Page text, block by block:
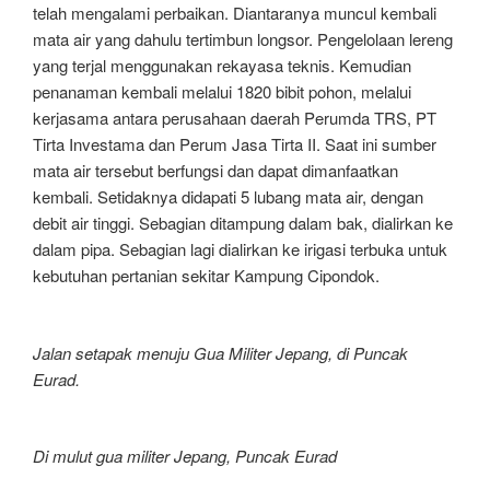
telah mengalami perbaikan. Diantaranya muncul kembali
mata air yang dahulu tertimbun longsor. Pengelolaan lereng
yang terjal menggunakan rekayasa teknis. Kemudian
penanaman kembali melalui 1820 bibit pohon, melalui
kerjasama antara perusahaan daerah Perumda TRS, PT
Tirta Investama dan Perum Jasa Tirta II. Saat ini sumber
mata air tersebut berfungsi dan dapat dimanfaatkan
kembali. Setidaknya didapati 5 lubang mata air, dengan
debit air tinggi. Sebagian ditampung dalam bak, dialirkan ke
dalam pipa. Sebagian lagi dialirkan ke irigasi terbuka untuk
kebutuhan pertanian sekitar Kampung Cipondok.
Jalan setapak menuju Gua Militer Jepang, di Puncak
Eurad.
Di mulut gua militer Jepang, Puncak Eurad